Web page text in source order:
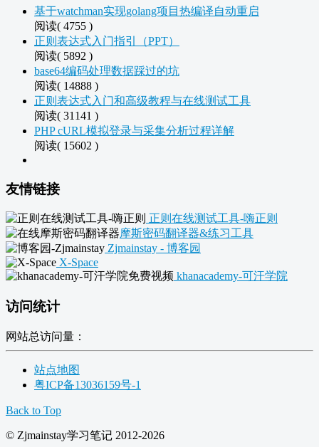
基于watchman实现golang项目热编译自动重启
阅读( 4755 )
正则表达式入门指引（PPT）
阅读( 5892 )
base64编码处理数据踩过的坑
阅读( 14888 )
正则表达式入门和高级教程与在线测试工具
阅读( 31141 )
PHP cURL模拟登录与采集分析过程详解
阅读( 15602 )
友情链接
正则在线测试工具-嗨正则
摩斯密码翻译器&练习工具
Zjmainstay - 博客园
X-Space
khanacademy-可汗学院
访问统计
网站总访问量：
站点地图
粤ICP备13036159号-1
Back to Top
© Zjmainstay学习笔记 2012-2026